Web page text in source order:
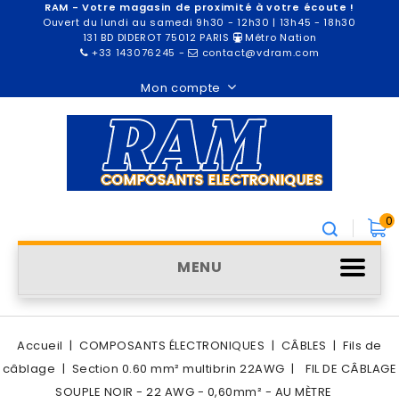
RAM - Votre magasin de proximité à votre écoute !
Ouvert du lundi au samedi 9h30 - 12h30 | 13h45 - 18h30
131 BD DIDEROT 75012 PARIS
Métro Nation
+33 143076245 - contact@vdram.com
Mon compte
0
MENU
Accueil COMPOSANTS ÉLECTRONIQUES CÂBLES
Fils de
câblage
Section 0.60 mm² multibrin 22AWG
FIL DE CÂBLAGE
SOUPLE NOIR - 22 AWG - 0,60mm² - AU MÈTRE